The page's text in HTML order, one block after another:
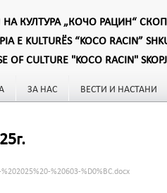
КУЛТУРА „КОЧО РАЦИН“
E KULTURËS “KOCO RACIN”
OF CULTURE "KOCO RACIN"
ЗА НАС ВЕСТИ И НАСТАНИ
%20603-%D0%BC.docx